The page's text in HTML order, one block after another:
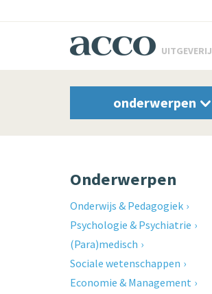
UITGEVERIJ
onderwerpen
Onderwerpen
Onderwijs & Pedagogiek
Psychologie & Psychiatrie
(Para)medisch
Sociale wetenschappen
Economie & Management